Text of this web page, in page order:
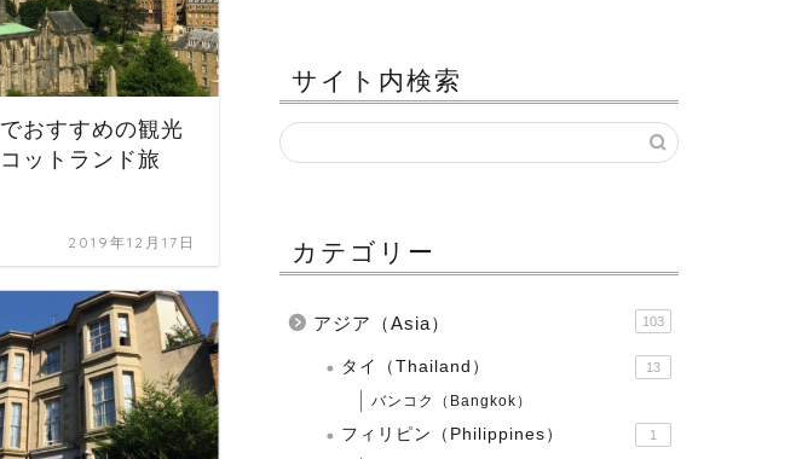
おすすめの観光
ットランド旅
2019年12月17日
サイト内検索
カテゴリー
アジア（Asia） 103
タイ（Thailand） 13
バンコク（Bangkok）
フィリピン（Philippines） 1